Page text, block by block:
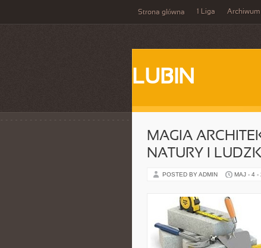
Strona główna 1 Liga Archiwum
LUBIN
MAGIA
NATURY I
POSTED BY ADMIN MAJ - 4 -